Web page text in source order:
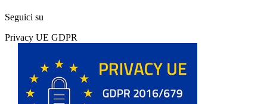
Seguici su
Privacy UE GDPR